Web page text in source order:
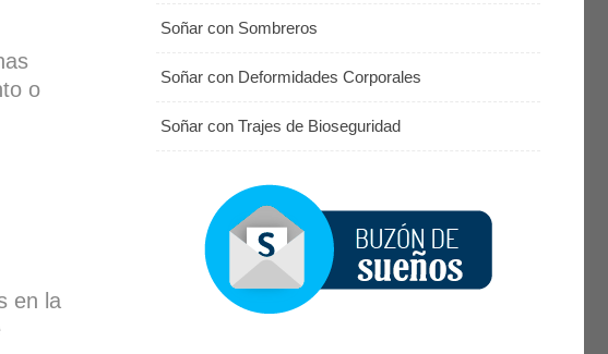
o
en la
Soñar con Sombreros
Soñar con Deformidades Corporales
Soñar con Trajes de Bioseguridad